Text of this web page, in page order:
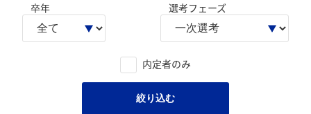
卒年
選考フェーズ
内定者のみ
絞り込む